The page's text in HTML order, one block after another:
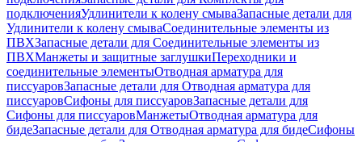
подключенияУдлинители к колену смываЗапасные детали для
Удлинители к колену смываСоединительные элементы из
ПВХЗапасные детали для Соединительные элементы из
ПВХМанжеты и защитные заглушкиПереходники и
соединительные элементыОтводная арматура для
писсуаровЗапасные детали для Отводная арматура для
писсуаровCифоны для писсуаровЗапасные детали для
Cифоны для писсуаровМанжетыОтводная арматура для
бидеЗапасные детали для Отводная арматура для бидеСифоны